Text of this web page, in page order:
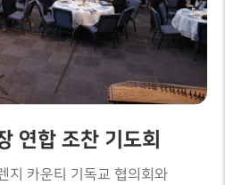
연합 조찬 기도회
지 카운티 기독교 협의회와